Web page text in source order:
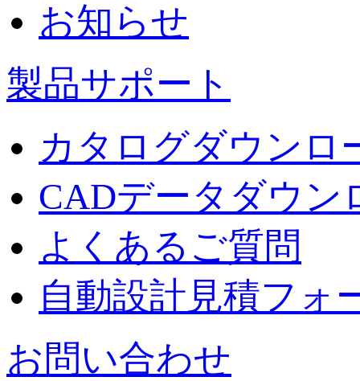
お知らせ
製品サポート
カタログダウンロ
CADデータダウン
よくあるご質問
自動設計見積フォ
お問い合わせ